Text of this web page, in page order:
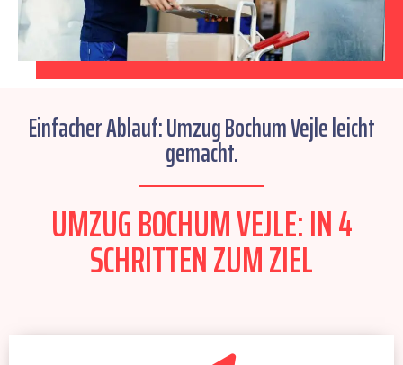
Einfacher Ablauf: Umzug Bochum Vejle leicht
gemacht.
UMZUG BOCHUM VEJLE: IN 4
SCHRITTEN ZUM ZIEL